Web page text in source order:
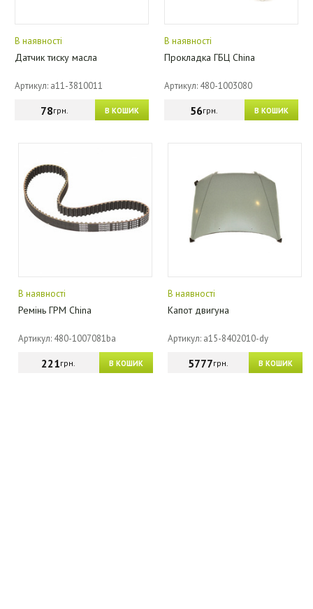
В наявності
Датчик тиску масла
Артикул: a11-3810011
В КОШИК
78грн.
В наявності
Прокладка ГБЦ China
Артикул: 480-1003080
В КОШИК
56грн.
В наявності
Ремінь ГРМ China
Артикул: 480-1007081ba
В КОШИК
221грн.
В наявності
Капот двигуна
Артикул: a15-8402010-dy
В КОШИК
5777грн.